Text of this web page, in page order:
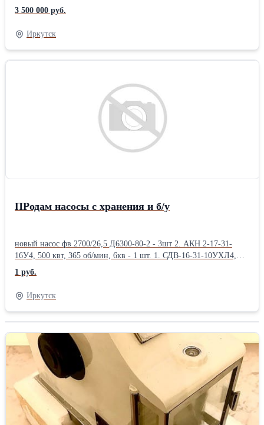
сепаратора и эл/дв, с хранения! Цена за штуку.Вес, кг: 20000
3 500 000 руб.
Иркутск
ПРодам насосы с хранения и б/у
новый насос фв 2700/26,5 Д6300-80-2 - 3шт 2. АКН 2-17-31-
16У4, 500 квт, 365 об/мин, 6кв - 1 шт. 1. СДВ-16-31-10УХЛ4,
1000квт, 600об., 82 г.в. ВАН 118/23-8У3, 400/750/6 - 2шт -СДН2-
1 руб.
Иркутск